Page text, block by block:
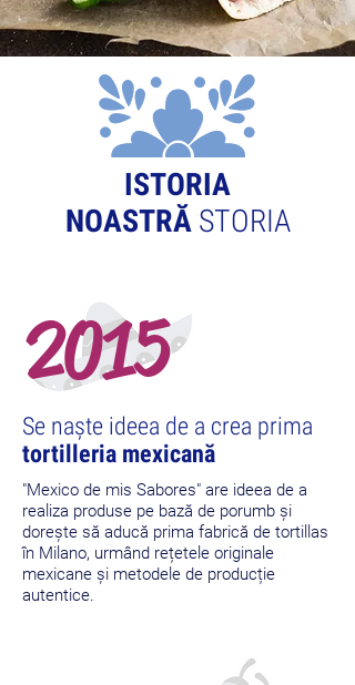
ISTORIA
NOASTRĂ STORIA
2015
Se naște ideea de a crea prima
tortilleria mexicană
"Mexico de mis Sabores" are ideea de a
realiza produse pe bază de porumb și
dorește să aducă prima fabrică de tortillas
în Milano, urmând rețetele originale
mexicane și metodele de producție
autentice.